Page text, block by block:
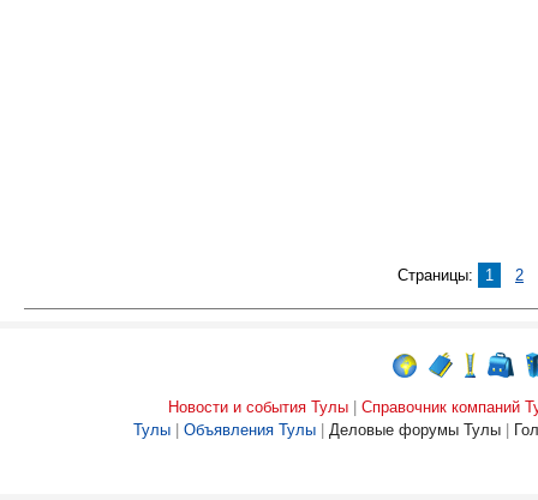
Страницы: 1 2
Новости и события Тулы
Справочник компаний
Тулы
Объявления Тулы Деловые форумы Тулы